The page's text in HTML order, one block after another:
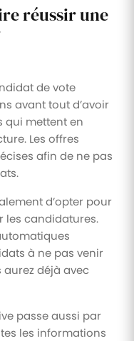
réussir une
de vote
avant tout d’avoir
qui mettent en
Les offres
afin de ne pas
d’opter pour
les candidatures.
à ne pas venir
aurez déjà avec
passe aussi par
les informations